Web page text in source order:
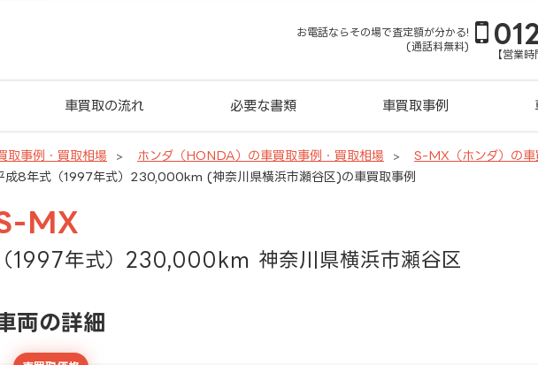
お電話ならその場で査定額が分かる!
(通話料無料)
【営業
車買取の流れ 必要な書類 車買取事例
取事例・買取相場 ホンダ（HONDA）の車買取事例・買取相場
S-MX（ホンダ）の
成8年式（1997年式）230,000km (神奈川県横浜市瀬谷区)の車買取事例
MX
1997年式）230,000km 神奈川県横浜市瀬谷区
両の詳細